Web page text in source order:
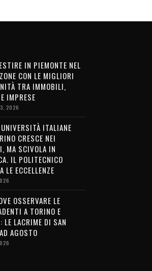
IN PIEMONTE NEL
CON LE MIGLIORI
TRA IMMOBILI,
IMPRESE
2026
ITALIANE
CRESCE NEI
MA SCIVOLA IN
IL POLITECNICO
LE ECCELLENZE
OSSERVARE LE
A TORINO E
LE LACRIME DI SAN
AGOSTO